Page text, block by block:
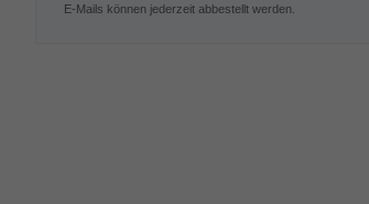
E-Mails können jederzeit abbestellt werden.